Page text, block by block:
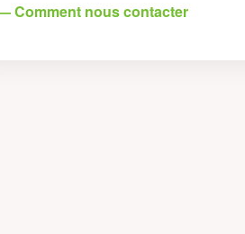
Comment nous contacter